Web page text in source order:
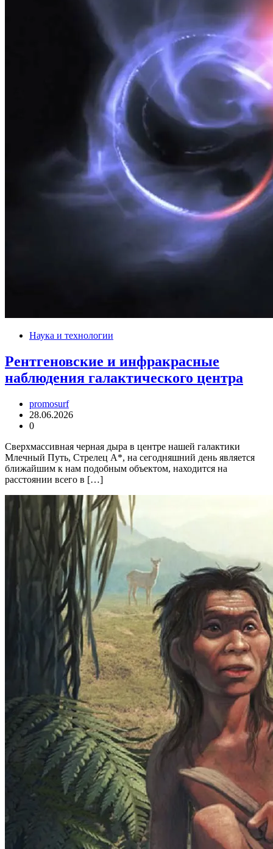
Наука и технологии
Рентгеновские и инфракрасные
наблюдения галактического центра
promosurf
28.06.2026
0
Сверхмассивная черная дыра в центре нашей галактики
Млечный Путь, Стрелец A*, на сегодняшний день является
ближайшим к нам подобным объектом, находится на
расстоянии всего в […]